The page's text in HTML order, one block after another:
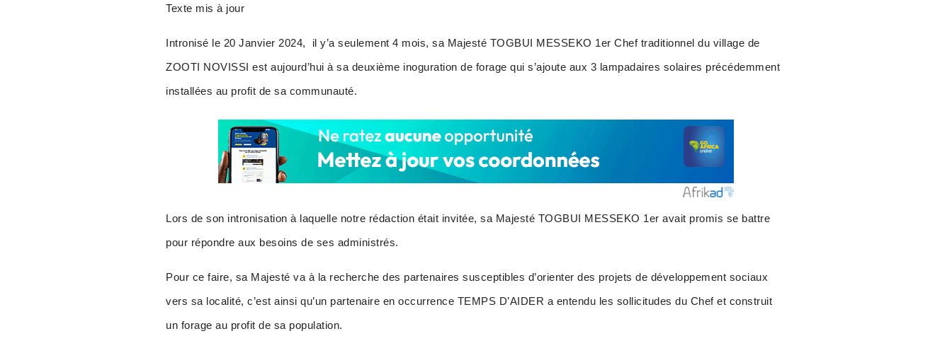
Texte mis à jour
Intronisé le 20 Janvier 2024, il y’a seulement 4 mois, sa Majesté TOGBUI MESSEKO 1er Chef traditionnel du village de
ZOOTI NOVISSI est aujourd’hui à sa deuxième inoguration de forage qui s’ajoute aux 3 lampadaires solaires précédemment
installées au profit de sa communauté.
Lors de son intronisation à laquelle notre rédaction était invitée, sa Majesté TOGBUI MESSEKO 1er avait promis se battre
pour répondre aux besoins de ses administrés.
Pour ce faire, sa Majesté va à la recherche des partenaires susceptibles d’orienter des projets de développement sociaux
vers sa localité, c’est ainsi qu’un partenaire en occurrence TEMPS D’AIDER a entendu les sollicitudes du Chef et construit
un forage au profit de sa population.